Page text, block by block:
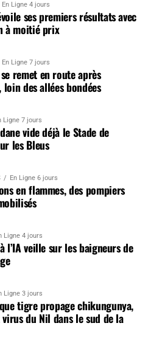
En Ligne 4 jours
ses premiers résultats avec
à moitié prix
En Ligne 7 jours
remet en route après
loin des allées bondées
Ligne 7 jours
vide déjà le Stade de
les Bleus
En Ligne 6 jours
en flammes, des pompiers
Ligne 4 jours
l’IA veille sur les baigneurs de
Ligne 3 jours
tigre propage chikungunya,
du Nil dans le sud de la